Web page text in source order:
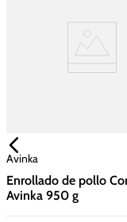
Avinka
Enrollado de pollo
Avinka 950 g